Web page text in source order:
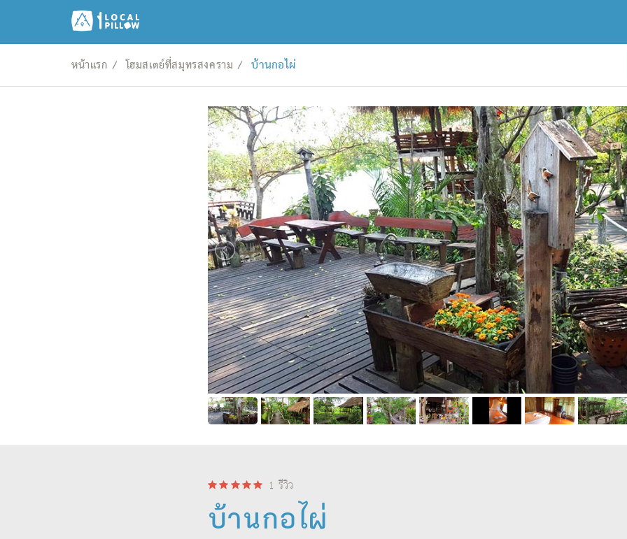
หน้าแรก โฮมสเตย์ที่สมุทรสงคราม บ้านกอไผ่
1 รีวิว
บ้านกอไผ่